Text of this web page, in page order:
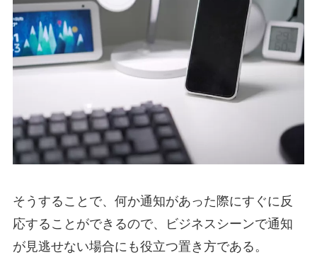
そうすることで、何か通知があった際にすぐに反
応することができるので、ビジネスシーンで通知
が見逃せない場合にも役立つ置き方である。